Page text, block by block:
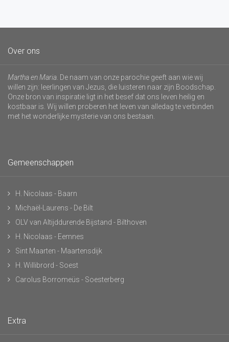
Over ons
Martha en Maria . De naam van onze parochie geeft aan wie wij
willen zijn: leerlingen van Jezus, die luisteren naar zijn Boodschap.
Onze bron van inspiratie ligt in het besef dat ons leven heilig en
kostbaar is. Wij willen proberen het leven van alledag te verbinden
met het wonderlijke mysterie van ons bestaan.
Gemeenschappen
H. Nicolaas - Baarn
Michaël-Laurens - De Bilt
OLV van Altijddurende Bijstand - Bilthoven
H. Nicolaas - Eemnes
Sint Maarten - Maartensdijk
H. Willibrord - Soest
Carolus Borromeüs - Soesterberg
Extra